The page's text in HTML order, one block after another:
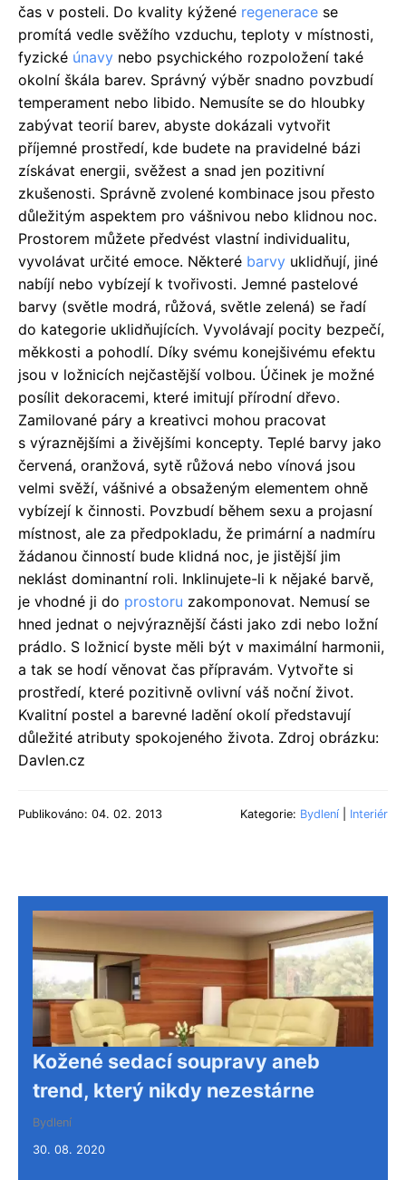
čas v posteli. Do kvality kýžené regenerace se
promítá vedle svěžího vzduchu, teploty v místnosti,
fyzické únavy nebo psychického rozpoložení také
okolní škála barev. Správný výběr snadno povzbudí
temperament nebo libido. Nemusíte se do hloubky
zabývat teorií barev, abyste dokázali vytvořit
příjemné prostředí, kde budete na pravidelné bázi
získávat energii, svěžest a snad jen pozitivní
zkušenosti. Správně zvolené kombinace jsou přesto
důležitým aspektem pro vášnivou nebo klidnou noc.
Prostorem můžete předvést vlastní individualitu,
vyvolávat určité emoce. Některé barvy uklidňují, jiné
nabíjí nebo vybízejí k tvořivosti. Jemné pastelové
barvy (světle modrá, růžová, světle zelená) se řadí
do kategorie uklidňujících. Vyvolávají pocity bezpečí,
měkkosti a pohodlí. Díky svému konejšivému efektu
jsou v ložnicích nejčastější volbou. Účinek je možné
posílit dekoracemi, které imitují přírodní dřevo.
Zamilované páry a kreativci mohou pracovat
s výraznějšími a živějšími koncepty. Teplé barvy jako
červená, oranžová, sytě růžová nebo vínová jsou
velmi svěží, vášnivé a obsaženým elementem ohně
vybízejí k činnosti. Povzbudí během sexu a projasní
místnost, ale za předpokladu, že primární a nadmíru
žádanou činností bude klidná noc, je jistější jim
neklást dominantní roli. Inklinujete-li k nějaké barvě,
je vhodné ji do prostoru zakomponovat. Nemusí se
hned jednat o nejvýraznější části jako zdi nebo ložní
prádlo. S ložnicí byste měli být v maximální harmonii,
a tak se hodí věnovat čas přípravám. Vytvořte si
prostředí, které pozitivně ovlivní váš noční život.
Kvalitní postel a barevné ladění okolí představují
důležité atributy spokojeného života. Zdroj obrázku:
Davlen.cz
Publikováno: 04. 02. 2013 Kategorie: Bydlení Interiér
Kožené sedací soupravy aneb
trend, který nikdy nezestárne
Bydlení
30. 08. 2020